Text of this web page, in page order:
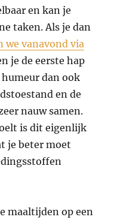
en kan je
taken. Als je dan
we vanavond via
je de eerste hap
dan ook
en de
nauw samen.
is dit eigenlijk
je beter moet
maaltijden op een